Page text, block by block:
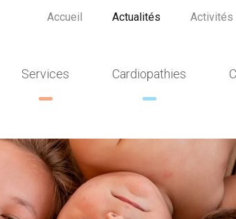
Accueil Actualités Activités
Services Cardiopathies